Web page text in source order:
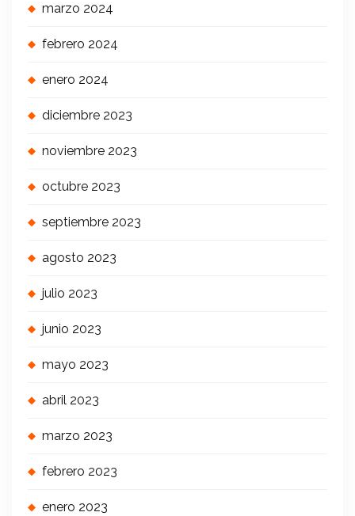
marzo 2024
febrero 2024
enero 2024
diciembre 2023
noviembre 2023
octubre 2023
septiembre 2023
agosto 2023
julio 2023
junio 2023
mayo 2023
abril 2023
marzo 2023
febrero 2023
enero 2023